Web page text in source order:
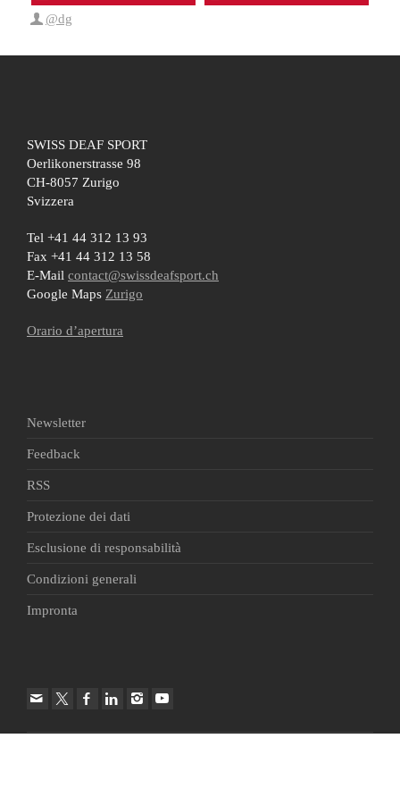
@dg
SWISS DEAF SPORT
Oerlikonerstrasse 98
CH-8057 Zurigo
Svizzera
Tel +41 44 312 13 93
Fax +41 44 312 13 58
E-Mail contact@swissdeafsport.ch
Google Maps Zurigo
Orario d’apertura
Newsletter
Feedback
RSS
Protezione dei dati
Esclusione di responsabilità
Condizioni generali
Impronta